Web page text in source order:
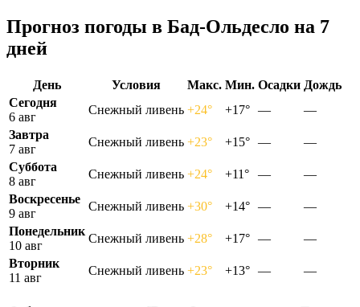
Прогноз погоды в Бад-Ольдесло на 7
дней
День Условия Макс. Мин. Осадки Дождь
Сегодня
6 авг
Снежный ливень +24° +17° —
—
Завтра
7 авг
Снежный ливень +23° +15° —
—
Суббота
8 авг
Снежный ливень +24° +11° —
—
Воскресенье
9 авг
Снежный ливень +30° +14° —
—
Понедельник
10 авг
Снежный ливень +28° +17° —
—
Вторник
11 авг
Снежный ливень +23° +13° — —